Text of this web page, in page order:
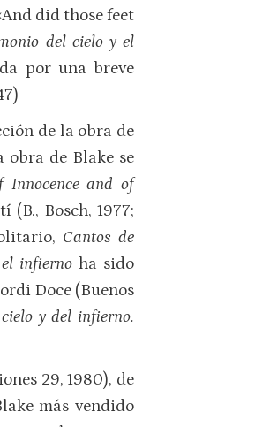
did those feet
del cielo y el
por una breve
de la obra de
obra de Blake se
Innocence and of
(B., Bosch, 1977;
Cantos de
infiernoha sido
Doce (Buenos
y del infierno.
29, 1980), de
más vendido